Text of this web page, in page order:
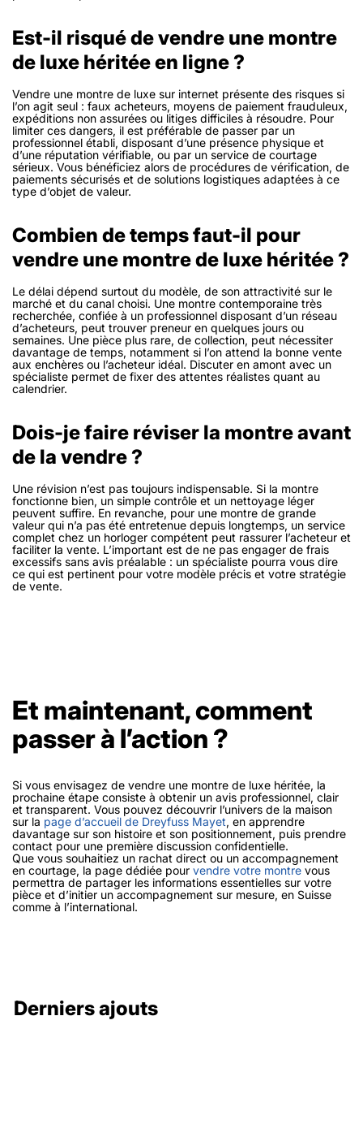
Est-il risqué de vendre une montre
de luxe héritée en ligne ?
Vendre une montre de luxe sur internet présente des risques si
l’on agit seul : faux acheteurs, moyens de paiement frauduleux,
expéditions non assurées ou litiges difficiles à résoudre. Pour
limiter ces dangers, il est préférable de passer par un
professionnel établi, disposant d’une présence physique et
d’une réputation vérifiable, ou par un service de courtage
sérieux. Vous bénéficiez alors de procédures de vérification, de
paiements sécurisés et de solutions logistiques adaptées à ce
type d’objet de valeur.
Combien de temps faut-il pour
vendre une montre de luxe héritée ?
Le délai dépend surtout du modèle, de son attractivité sur le
marché et du canal choisi. Une montre contemporaine très
recherchée, confiée à un professionnel disposant d’un réseau
d’acheteurs, peut trouver preneur en quelques jours ou
semaines. Une pièce plus rare, de collection, peut nécessiter
davantage de temps, notamment si l’on attend la bonne vente
aux enchères ou l’acheteur idéal. Discuter en amont avec un
spécialiste permet de fixer des attentes réalistes quant au
calendrier.
Dois-je faire réviser la montre avant
de la vendre ?
Une révision n’est pas toujours indispensable. Si la montre
fonctionne bien, un simple contrôle et un nettoyage léger
peuvent suffire. En revanche, pour une montre de grande
valeur qui n’a pas été entretenue depuis longtemps, un service
complet chez un horloger compétent peut rassurer l’acheteur et
faciliter la vente. L’important est de ne pas engager de frais
excessifs sans avis préalable : un spécialiste pourra vous dire
ce qui est pertinent pour votre modèle précis et votre stratégie
de vente.
Et maintenant, comment
passer à l’action ?
Si vous envisagez de vendre une montre de luxe héritée, la
prochaine étape consiste à obtenir un avis professionnel, clair
et transparent. Vous pouvez découvrir l’univers de la maison
sur la page d’accueil de Dreyfuss Mayet, en apprendre
davantage sur son histoire et son positionnement, puis prendre
contact pour une première discussion confidentielle.
Que vous souhaitiez un rachat direct ou un accompagnement
en courtage, la page dédiée pour vendre votre montre vous
permettra de partager les informations essentielles sur votre
pièce et d’initier un accompagnement sur mesure, en Suisse
comme à l’international.
Derniers ajouts